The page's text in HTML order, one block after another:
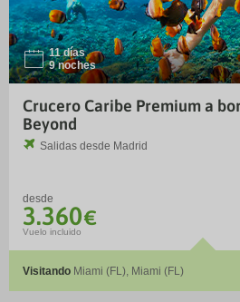
11 días
9 noches
Crucero Caribe Premium a
Beyond
Salidas desde Madrid
desde
3.360€
Vuelo incluido
Visitando Miami (FL), Miami (FL)